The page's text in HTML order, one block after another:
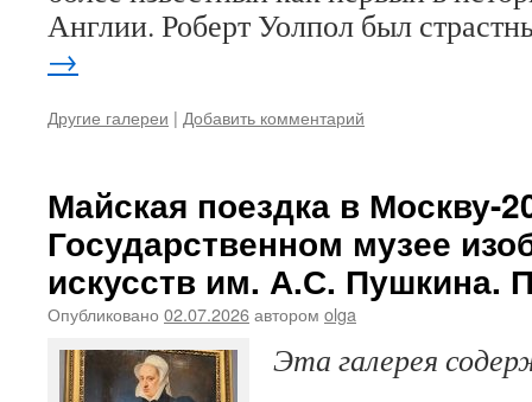
Англии. Роберт Уолпол был
→
Другие галереи | Добавить комментарий
Майская поездка в Москву-
Государственном музее
искусств им. А.С. Пушкина.
Опубликовано 02.07.2026автором olga
Эта галерея